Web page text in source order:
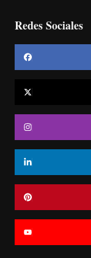
Redes Sociales